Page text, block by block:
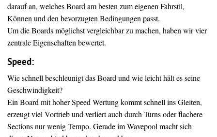
darauf an, welches Board am besten zum eigenen Fahrstil,
Können und den bevorzugten Bedingungen passt.
Um die Boards möglichst vergleichbar zu machen, haben wir vier
zentrale Eigenschaften bewertet.
Speed:
Wie schnell beschleunigt das Board und wie leicht hält es seine
Geschwindigkeit?
Ein Board mit hoher Speed Wertung kommt schnell ins Gleiten,
erzeugt viel Vortrieb und verliert auch durch Turns oder flachere
Sections nur wenig Tempo. Gerade im Wavepool macht sich